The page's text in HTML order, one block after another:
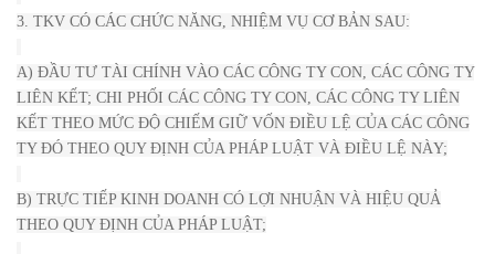
3. TKV CÓ CÁC CHỨC NĂNG, NHIỆM VỤ CƠ BẢN SAU:
A) ĐẦU TƯ TÀI CHÍNH VÀO CÁC CÔNG TY CON, CÁC CÔNG TY
LIÊN KẾT; CHI PHỐI CÁC CÔNG TY CON, CÁC CÔNG TY LIÊN
KẾT THEO MỨC ĐỘ CHIẾM GIỮ VỐN ĐIỀU LỆ CỦA CÁC CÔNG
TY ĐÓ THEO QUY ĐỊNH CỦA PHÁP LUẬT VÀ ĐIỀU LỆ NÀY;
B) TRỰC TIẾP KINH DOANH CÓ LỢI NHUẬN VÀ HIỆU QUẢ
THEO QUY ĐỊNH CỦA PHÁP LUẬT;